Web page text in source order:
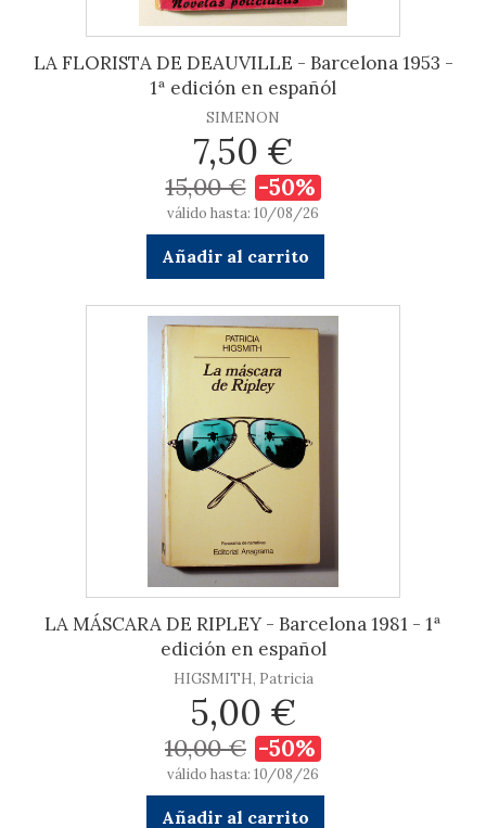
LA FLORISTA DE DEAUVILLE - Barcelona 1953 -
1ª edición en españól
SIMENON
7,50 €
15,00 € -50%
válido hasta: 10/08/26
Añadir al carrito
LA MÁSCARA DE RIPLEY - Barcelona 1981 - 1ª
edición en español
HIGSMITH, Patricia
5,00 €
10,00 € -50%
válido hasta: 10/08/26
Añadir al carrito